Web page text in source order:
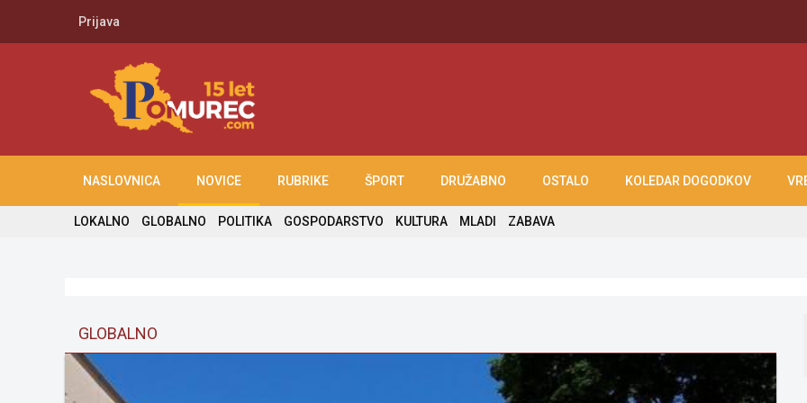
Prijava
NASLOVNICA NOVICE RUBRIKE ŠPORT DRUŽABNO OSTALO KOLEDAR DOGODKOV
LOKALNO GLOBALNO POLITIKA GOSPODARSTVO KULTURA MLADI ZABAVA
GLOBALNO